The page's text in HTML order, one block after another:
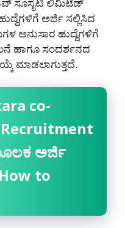
ಅರ್ಜಿ ಸಲ್ಲಿಸಿದ
ಅನುಸಾರ ಹುದ್ದೆಗಳಿಗೆ
ಹಾಗೂ ಸಂದರ್ಶನದ
ಮಾಡಲಾಗುತ್ತದೆ.
co-
ಅರ್ಜಿ
to